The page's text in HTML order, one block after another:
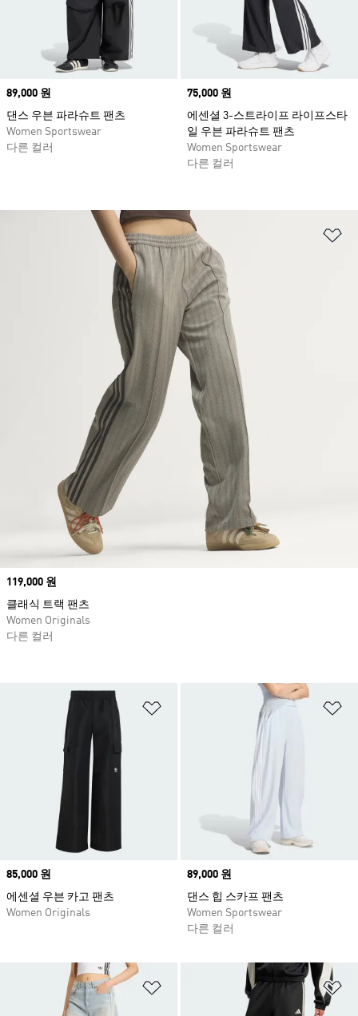
Price
89,000 원
댄스 우븐 파라슈트 팬츠
Women Sportswear
다른 컬러
Price
75,000 원
에센셜 3-스트라이프 라이프스타
일 우븐 파라슈트 팬츠
Women Sportswear
다른 컬러
Price
85,000 원
에센셜 우븐 카고 팬츠
Women Originals
Price
89,000 원
댄스 힙 스카프 팬츠
Women Sportswear
다른 컬러
위시리스트 담기
Price
119,000 원
클래식 트랙 팬츠
Women Originals
다른 컬러